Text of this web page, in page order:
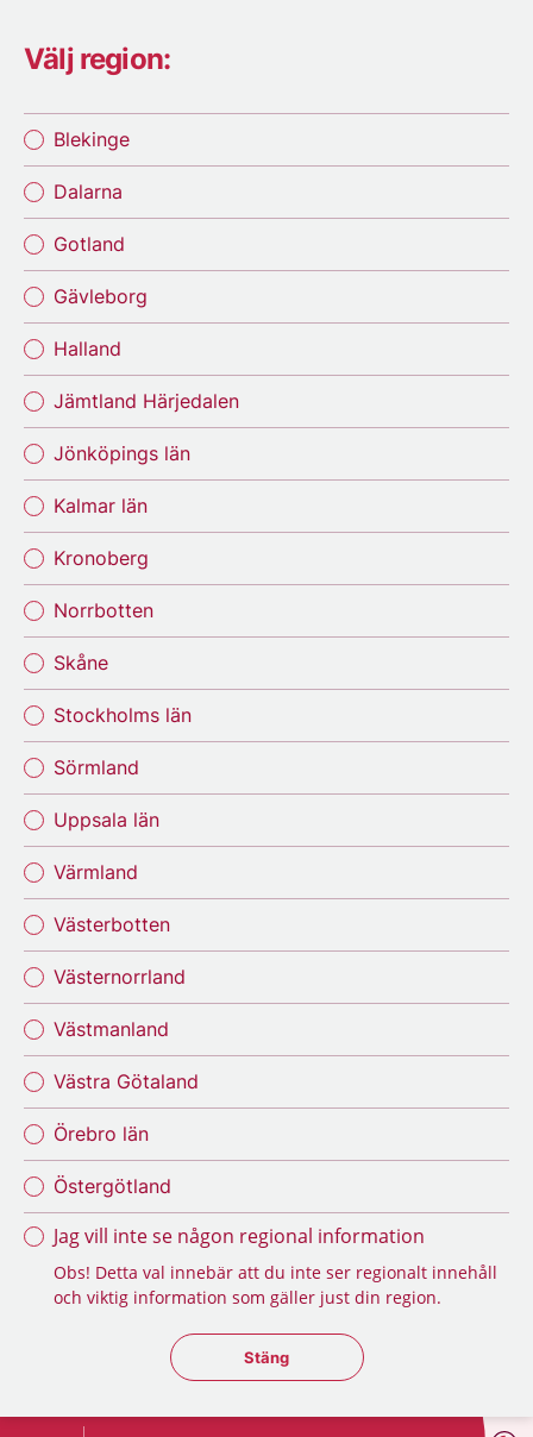
Välj region:
Blekinge
Dalarna
Gotland
Gävleborg
Halland
Jämtland Härjedalen
Jönköpings län
Kalmar län
Kronoberg
Norrbotten
Skåne
Stockholms län
Sörmland
Uppsala län
Värmland
Västerbotten
Västernorrland
Västmanland
Västra Götaland
Örebro län
Östergötland
Jag vill inte se någon regional information
Obs! Detta val innebär att du inte ser regionalt innehåll
och viktig information som gäller just din region.
Stäng regionsväljaren
Stäng